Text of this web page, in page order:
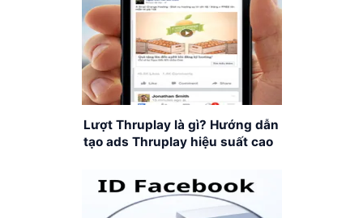
Lượt Thruplay là gì? Hướng dẫn
tạo ads Thruplay hiệu suất cao